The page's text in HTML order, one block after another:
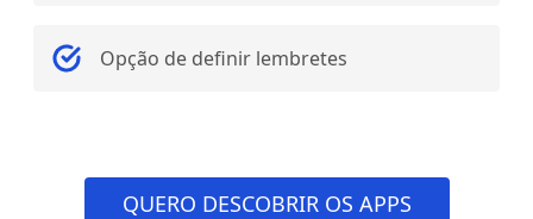
Opção de definir lembretes
QUERO DESCOBRIR OS APPS